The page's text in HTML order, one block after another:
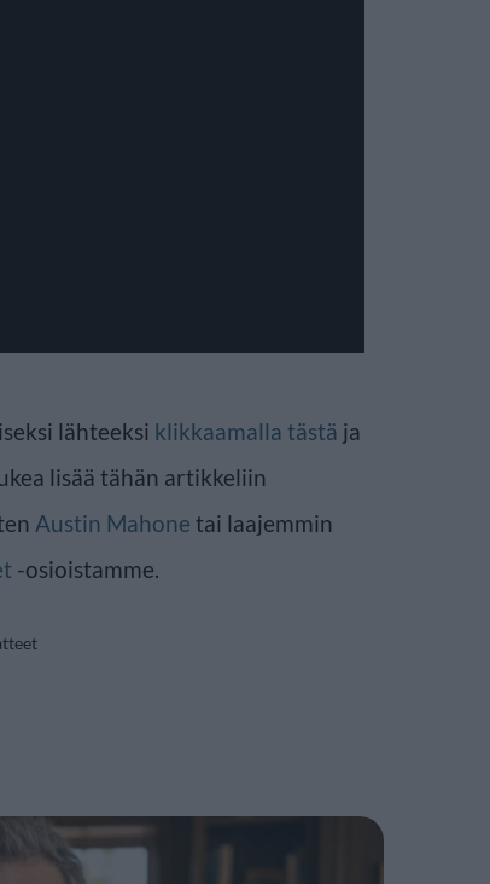
lähteeksi klikkaamalla tästä ja
lisää tähän artikkeliin
Austin Mahone tai laajemmin
-osioistamme.